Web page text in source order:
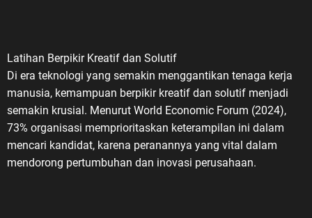
Latihan Berpikir Kreatif dan Solutif
Di era teknologi yang semakin menggantikan tenaga kerja
manusia, kemampuan berpikir kreatif dan solutif menjadi
semakin krusial. Menurut World Economic Forum (2024),
73% organisasi memprioritaskan keterampilan ini dalam
mencari kandidat, karena peranannya yang vital dalam
mendorong pertumbuhan dan inovasi perusahaan.